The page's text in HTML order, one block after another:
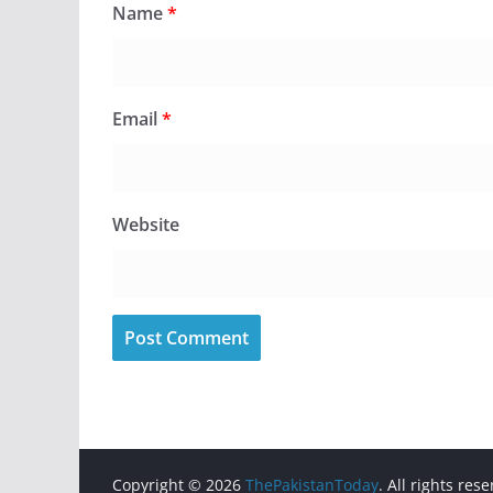
Name*
Email*
Website
Copyright © 2026 ThePakistanToday. All rights